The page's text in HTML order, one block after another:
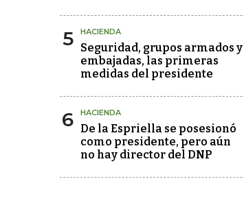
5 HACIENDA
Seguridad, grupos armados y
embajadas, las primeras
medidas del presidente
6 HACIENDA
De la Espriella se posesionó
como presidente, pero aún
no hay director del DNP